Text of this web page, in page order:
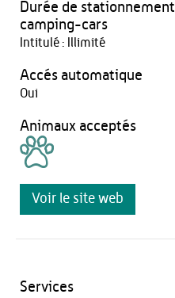
Durée de stationnement
camping-cars
Intitulé : Illimité
Accés automatique
Oui
Animaux acceptés
Voir le site web
Services